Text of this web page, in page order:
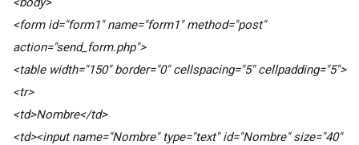
<form id="form1" name="form1" method="post"
action="send_form.php">
<table width="150" border="0" cellspacing="5" cellpadding="5">
<tr>
<td>Nombre</td>
<td><input name="Nombre" type="text" id="Nombre" size="40"